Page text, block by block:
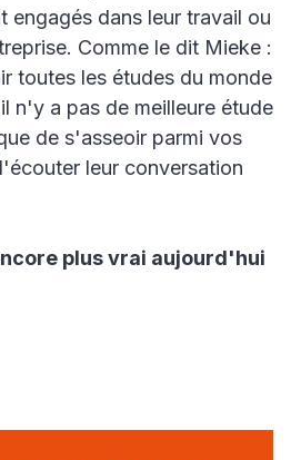
engagés dans leur travail ou
Comme le dit Mieke :
toutes les études du monde
n'y a pas de meilleure étude
de s'asseoir parmi vos
leur conversation
plus vrai aujourd'hui